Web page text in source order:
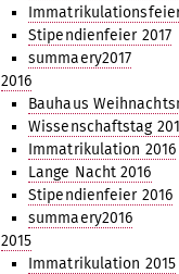
Stipendienfeier 2017
summaery2017
2016
Bauhaus
Wissenschaftstag
Immatrikulation 2016
Lange Nacht 2016
Stipendienfeier 2016
summaery2016
2015
Immatrikulation 2015